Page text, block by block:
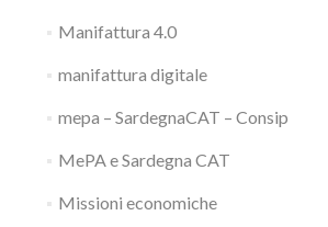
Manifattura 4.0
manifattura digitale
mepa – SardegnaCAT – Consip
MePA e Sardegna CAT
Missioni economiche